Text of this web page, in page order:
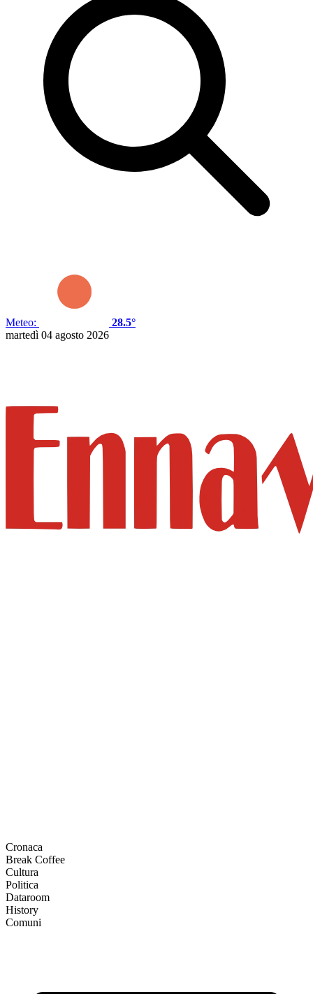
Meteo:
28.5°
martedì 04 agosto 2026
Cronaca
Break Coffee
Cultura
Politica
Dataroom
History
Comuni